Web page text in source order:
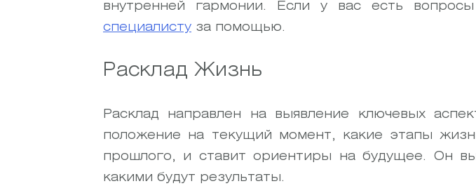
внутренней гармонии.
Если у вас есть
специалисту за помощью.
Расклад Жизнь
Расклад направлен на выявление ключевых
положение на текущий момент, какие этапы
прошлого, и ставит ориентиры на будущее. Он
какими будут результаты.